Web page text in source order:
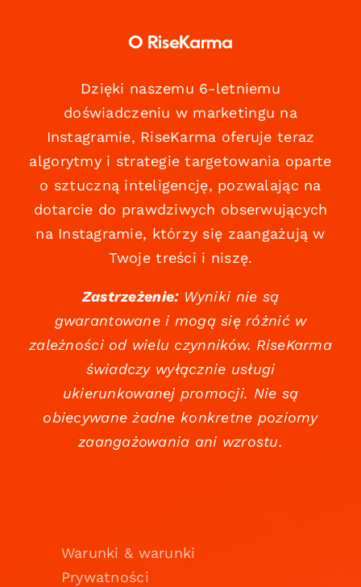
O RiseKarma
Dzięki naszemu 6-letniemu
doświadczeniu w marketingu na
Instagramie, RiseKarma oferuje teraz
algorytmy i strategie targetowania oparte
o sztuczną inteligencję, pozwalając na
dotarcie do prawdziwych obserwujących
na Instagramie, którzy się zaangażują w
Twoje treści i niszę.
Zastrzeżenie:Wyniki nie są
gwarantowane i mogą się różnić w
zależności od wielu czynników. RiseKarma
świadczy wyłącznie usługi
ukierunkowanej promocji. Nie są
obiecywane żadne konkretne poziomy
zaangażowania ani wzrostu.
Warunki & warunki
Prywatności